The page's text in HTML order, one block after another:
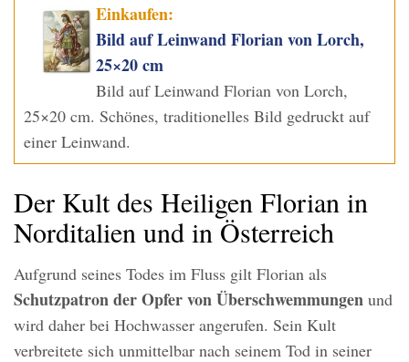
Einkaufen:
Bild auf Leinwand Florian von Lorch,
25×20 cm
Bild auf Leinwand Florian von Lorch,
25×20 cm. Schönes, traditionelles Bild gedruckt auf
einer Leinwand.
Der Kult des Heiligen Florian in
Norditalien und in Österreich
Aufgrund seines Todes im Fluss gilt Florian als
Schutzpatron der Opfer von Überschwemmungen und
wird daher bei Hochwasser angerufen. Sein Kult
verbreitete sich unmittelbar nach seinem Tod in seiner